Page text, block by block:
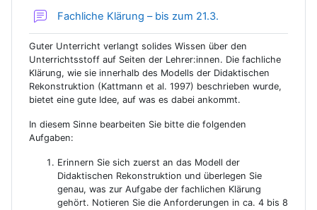
Fachliche Klärung – bis zum 21.3.
Guter Unterricht verlangt solides Wissen über den
Unterrichtsstoff auf Seiten der Lehrer:innen. Die fachliche
Klärung, wie sie innerhalb des Modells der Didaktischen
Rekonstruktion (Kattmann et al. 1997) beschrieben wurde,
bietet eine gute Idee, auf was es dabei ankommt.
In diesem Sinne bearbeiten Sie bitte die folgenden
Aufgaben:
Erinnern Sie sich zuerst an das Modell der
Didaktischen Rekonstruktion und überlegen Sie
genau, was zur Aufgabe der fachlichen Klärung
gehört. Notieren Sie die Anforderungen in ca. 4 bis 8